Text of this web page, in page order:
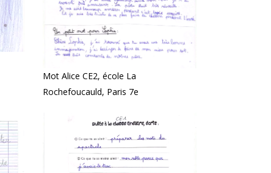
Mot Alice CE2, école La
Rochefoucauld, Paris 7e